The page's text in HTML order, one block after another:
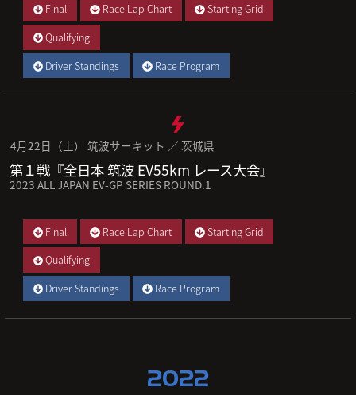
Final Race Lap Chart
Starting Grid
Qualifying
Driver Standings
Race Program
4月22日（土） 筑波サーキット ／ 茨城県
第１戦『全日本 筑波 EV55km レース大会』
2023 ALL JAPAN EV-GP SERIES ROUND.1
Final Race Lap Chart
Starting Grid
Qualifying
Driver Standings
Race Program
2022